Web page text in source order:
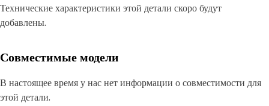
Технические характеристики этой детали скоро будут
добавлены.
Совместимые модели
В настоящее время у нас нет информации о совместимости для
этой детали.